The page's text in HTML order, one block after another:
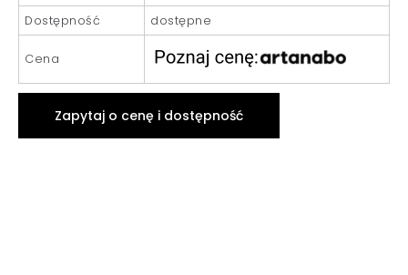
Dostępność dostępne
Cena
Zapytaj o cenę i dostępność